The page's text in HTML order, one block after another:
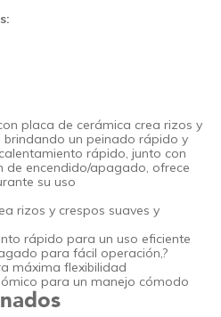
placa de cerámica crea rizos y
brindando un peinado rápido y
rápido, junto con
de encendido/apagado, ofrece
su uso
rizos y crespos suaves y
rápido para un uso eficiente
para fácil operación,?
máxima flexibilidad
para un manejo cómodo